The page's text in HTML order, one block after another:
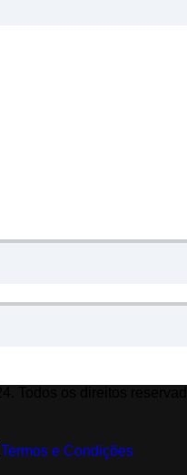
Termos e Condições